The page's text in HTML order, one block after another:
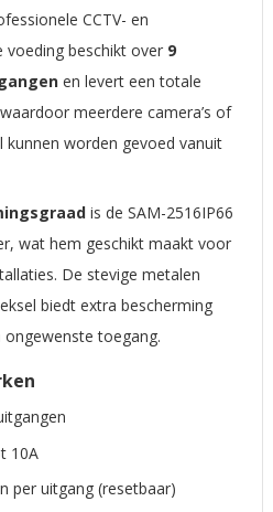
CCTV- en
voeding beschikt over 9
en levert een totale
meerdere camera’s of
kunnen worden gevoed vanuit
is de SAM-2516IP66
wat hem geschikt maakt voor
De stevige metalen
biedt extra bescherming
toegang.
10A
per uitgang (resetbaar)